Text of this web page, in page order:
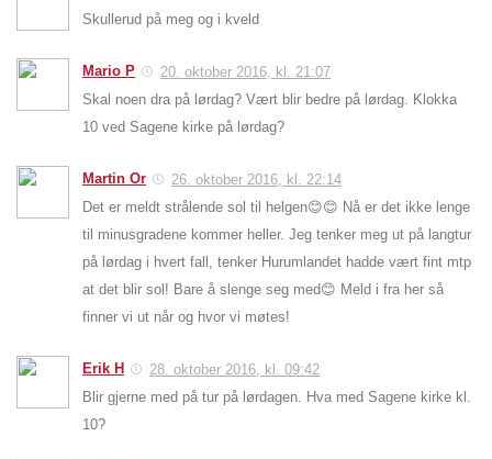
Skullerud på meg og i kveld
Mario P
20. oktober 2016, kl. 21:07
Skal noen dra på lørdag? Vært blir bedre på lørdag. Klokka
10 ved Sagene kirke på lørdag?
Martin Or
26. oktober 2016, kl. 22:14
Det er meldt strålende sol til helgen😊😊 Nå er det ikke lenge
til minusgradene kommer heller. Jeg tenker meg ut på langtur
på lørdag i hvert fall, tenker Hurumlandet hadde vært fint mtp
at det blir sol! Bare å slenge seg med😊 Meld i fra her så
finner vi ut når og hvor vi møtes!
Erik H
28. oktober 2016, kl. 09:42
Blir gjerne med på tur på lørdagen. Hva med Sagene kirke kl.
10?